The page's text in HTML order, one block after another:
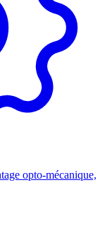
opto-mécanique,